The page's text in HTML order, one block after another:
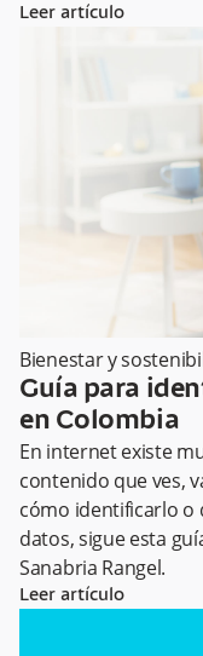
Leer artículo
Bienestar y
Guía para
en Colombia
En internet existe
contenido que ves,
cómo identificarlo o
datos, sigue esta
Sanabria Rangel.
Leer artículo